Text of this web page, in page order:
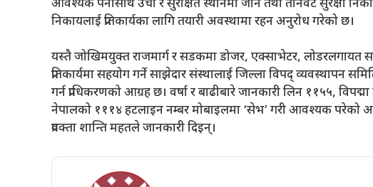
आवश्यक पर्नासाथ उँचो र सुरक्षित स्थानमा जान तथा तीनवटै सुरक्षा
निकायलाई प्रतिकार्यका लागि तयारी अवस्थामा रहन अनुरोध गरेको छ।
यस्तै जोखिमयुक्त राजमार्ग र सडकमा डोजर, एक्साभेटर, लोडरलगायत
प्रतिकार्यमा सहयोग गर्ने साझेदार संस्थालाई जिल्ला विपद् व्यवस्थापन
गर्न प्राधिकरणको आग्रह छ। वर्षा र बाढीबारे जानकारी लिन ११५५, विपद्मा
नेपालको १११४ हटलाइन नम्बर मोबाइलमा ‘सेभ’ गरी आवश्यक परेको
प्रवक्ता शान्ति महतले जानकारी दिइन्।